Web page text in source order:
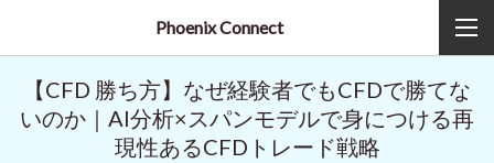
Phoenix Connect
【CFD 勝ち方】なぜ経験者でもCFDで勝てな
いのか｜AI分析×スパンモデルで身につける再
現性あるCFDトレード戦略